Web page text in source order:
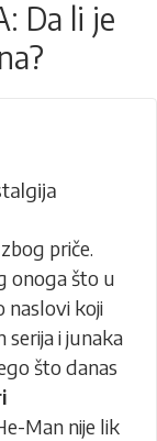
Da li je
priče.
onoga što u
naslovi koji
serija i junaka
što danas
Man nije lik